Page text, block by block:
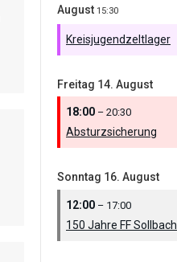
August 15:30
Kreisjugendzeltlager
Freitag 14. August
18:00 – 20:30
Absturzsicherung
Sonntag 16. August
12:00 – 17:00
150 Jahre FF Sollbach